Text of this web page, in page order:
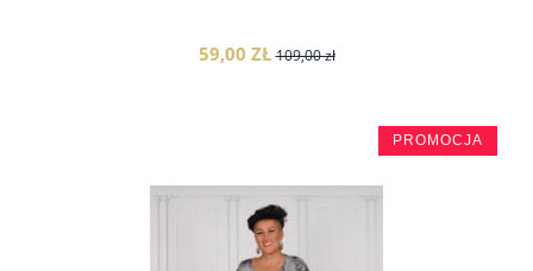
59,00 ZŁ 109,00 zł
do koszyka
PROMOCJA